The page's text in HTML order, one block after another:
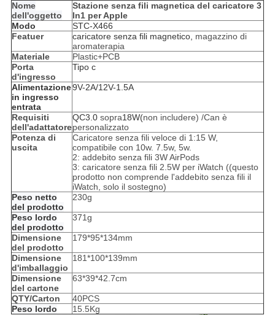
Nome
dell'oggetto
Stazione senza fili magnetica del caricatore 3
In1 per Apple
Modo
STC-X466
Featuer
caricatore senza fili magnetico, magazzino di
aromaterapia
Materiale
Plastic+PCB
Porta
d'ingresso
Tipo c
Alimentazione
in ingresso
entrata
9V-2A/12V-1.5A
Requisiti
dell'adattatore
QC3.0sopra18W(non includere) /Can è
personalizzato
Potenza di
uscita
Caricatore senza fili veloce di 1:15 W,
compatibile con 10w. 7.5w, 5w.
2: addebito senza fili 3W AirPods
3: caricatore senza fili 2.5W per iWatch ((questo
prodotto non comprende l'addebito senza fili il
iWatch, solo il sostegno)
Peso netto
del prodotto
230g
Peso lordo
del prodotto
371g
Dimensione
del prodotto
179*95*134mm
Dimensione
d'imballaggio
181*100*139mm
Dimensione
del cartone
63*39*42.7cm
QTY/Carton
40PCS
Peso lordo
15.5Kg